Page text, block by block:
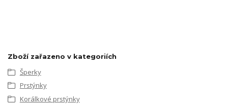
Zboží zařazeno v kategoriích
Šperky
Prstýnky
Korálkové prstýnky